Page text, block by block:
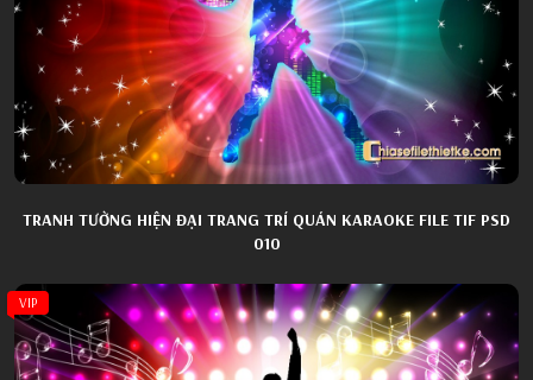
TRANH TƯỜNG HIỆN ĐẠI TRANG TRÍ QUÁN KARAOKE FILE TIF PSD
010
VIP